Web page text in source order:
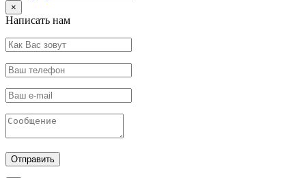
×
Написать нам